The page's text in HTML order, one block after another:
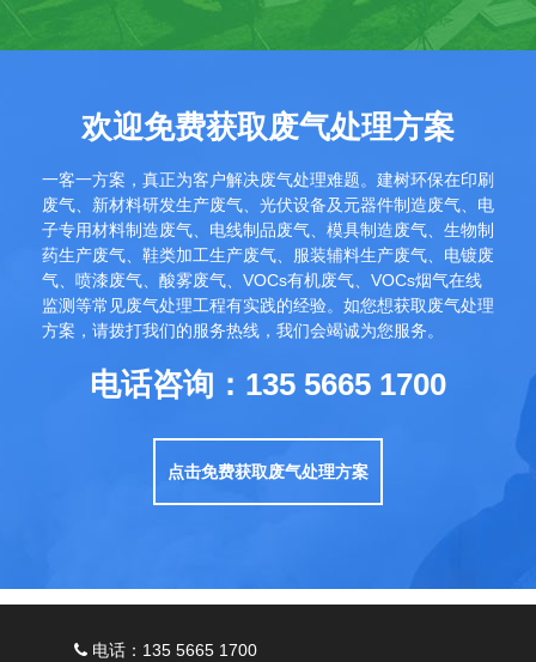
欢迎免费获取废气处理方案
一客一方案，真正为客户解决废气处理难题。建树环保在印刷
废气、新材料研发生产废气、光伏设备及元器件制造废气、电
子专用材料制造废气、电线制品废气、模具制造废气、生物制
药生产废气、鞋类加工生产废气、服装辅料生产废气、电镀废
气、喷漆废气、酸雾废气、VOCs有机废气、VOCs烟气在线
监测等常见废气处理工程有实践的经验。如您想获取废气处理
方案，请拨打我们的服务热线，我们会竭诚为您服务。
电话咨询：135 5665 1700
点击免费获取废气处理方案
电话：135 5665 1700